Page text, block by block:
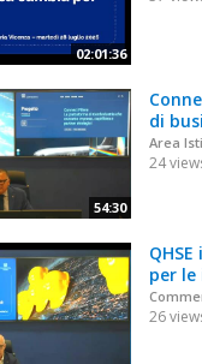
02:01:36
54:30
di
Area
24
per le
26